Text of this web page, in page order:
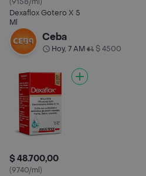
Dexaflox Gotero X 5
Ml
Ceba
Hoy, 7 AM• $ 4500
$ 48.700,00
(9740/ml)